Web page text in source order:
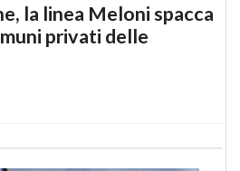
la linea Meloni spacca
privati delle